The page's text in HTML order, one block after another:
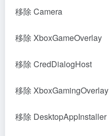
移除 Camera
移除 XboxGameOverlay
移除 CredDialogHost
移除 XboxGamingOverlay
移除 DesktopAppInstaller